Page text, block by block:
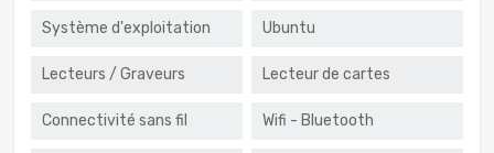
Système d'exploitation Ubuntu
Lecteurs / Graveurs Lecteur de cartes
Connectivité sans fil Wifi - Bluetooth